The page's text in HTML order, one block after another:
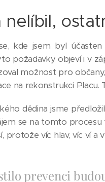
kde jsem byl
požadavky objeví i v
možnost pro
na rekonstrukci
dědina jsme
se na tomto
víc hlav, víc ví a
prevenci